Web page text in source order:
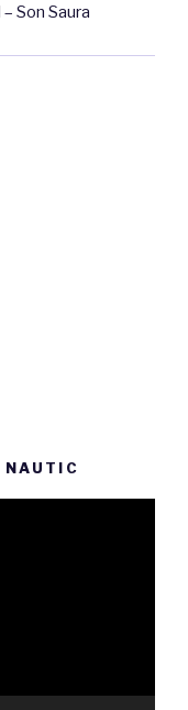
Son Saura
NAUTIC